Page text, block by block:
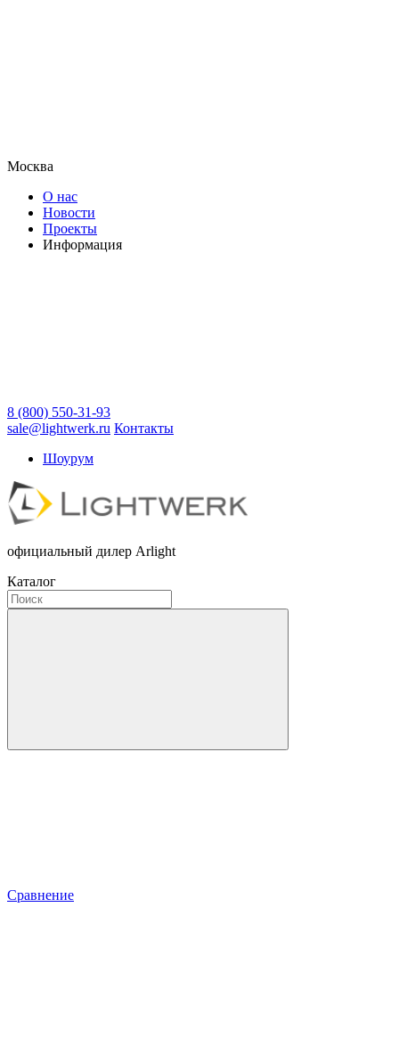
Москва
О нас
Новости
Проекты
Информация
8 (800) 550-31-93
sale@lightwerk.ru Контакты
Шоурум
официальный дилер Arlight
Каталог
Сравнение